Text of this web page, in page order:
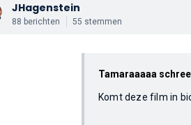
JHagenstein
88 berichten 55 stemmen
Tamaraaaaa
Komt deze film in